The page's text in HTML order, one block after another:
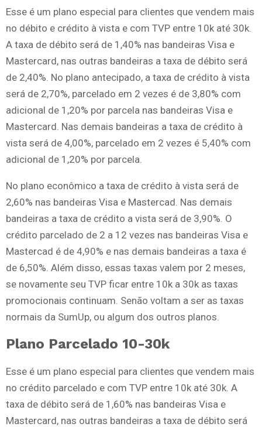
Esse é um plano especial para clientes que vendem mais
no débito e crédito à vista e com TVP entre 10k até 30k.
A taxa de débito será de 1,40% nas bandeiras Visa e
Mastercard, nas outras bandeiras a taxa de débito será
de 2,40%. No plano antecipado, a taxa de crédito à vista
será de 2,70%, parcelado em 2 vezes é de 3,80% com
adicional de 1,20% por parcela nas bandeiras Visa e
Mastercard. Nas demais bandeiras a taxa de crédito à
vista será de 4,00%, parcelado em 2 vezes é 5,40% com
adicional de 1,20% por parcela.
No plano econômico a taxa de crédito à vista será de
2,60% nas bandeiras Visa e Mastercad. Nas demais
bandeiras a taxa de crédito a vista será de 3,90%. O
crédito parcelado de 2 a 12 vezes nas bandeiras Visa e
Mastercad é de 4,90% e nas demais bandeiras a taxa é
de 6,50%. Além disso, essas taxas valem por 2 meses,
se novamente seu TVP ficar entre 10k a 30k as taxas
promocionais continuam. Senão voltam a ser as taxas
normais da SumUp, ou algum dos outros planos.
Plano Parcelado 10-30k
Esse é um plano especial para clientes que vendem mais
no crédito parcelado e com TVP entre 10k até 30k. A
taxa de débito será de 1,60% nas bandeiras Visa e
Mastercard, nas outras bandeiras a taxa de débito será